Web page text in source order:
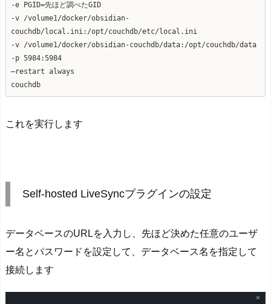
-e PGID=先ほど調べたGID
-v /volume1/docker/obsidian-
couchdb/local.ini:/opt/couchdb/etc/local.ini
-v /volume1/docker/obsidian-couchdb/data:/opt/couchdb/data
-p 5984:5984
–restart always
couchdb
これを実行します
Self-hosted LiveSyncプラグインの設定
データベースのURLを入力し、先ほど決めた任意のユーザ
ー名とパスワードを設定して、データベース名を指定して
接続します